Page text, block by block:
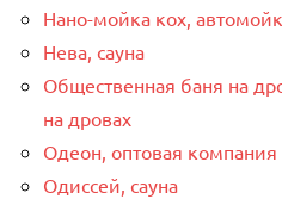
Нано-мойка кох,
Нева, сауна
Общественная баня на
на дровах
Одеон, оптовая компания
Одиссей, сауна